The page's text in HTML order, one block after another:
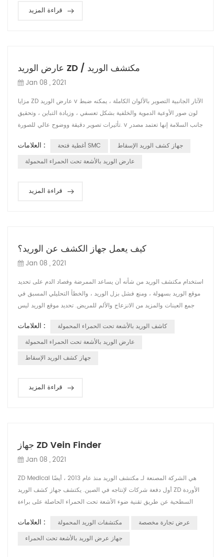
Medical لديها ...
قراءة المزيد
عارض الوريد ZD / مكتشف الوريد
Jan 08 , 2021
مزايا ZD عارض الوريد v الآثار الجانبية التصوير بالألوان الكاملة ، يمكنه ضبط
لون صور الأوعية الدموية والخلفية بشكل تعسفي ، وزيادة التباين ، وتحقيق
تأثيرات تصوير دقيقة ووضوح عالي للصورة. v جانب السلامة إنها تعتمد مصدر
إيذاء عيون المستخدمين والمرضى. v جانب الأداء إنها تعتمد تقنية متقدمة
العلامات : أغطية فتحة SMC
جهاز كشف الوريد الإسقاط
عارض الوريد بالأشعة تحت الحمراء المحمولة
قراءة المزيد
كيف يعمل جهاز الكشف عن الوريد؟
Jan 08 , 2021
استخدام مكتشف الوريد من شأنه أن يساعد الممرضة وفصاد الدم على تحديد
موقع الوريد بسهولة ، ومنع فشل بزل الوريد ، والخطأ التحليلي المسبق في
جمع العينات والمزيد من الانزعاج والألم للمريض. تحديد موقع الوريد ليس
الاختلاف في جلد الأطفال الصغار (خاصة الرضع) والسمنة ومرضى الجفاف.
العلامات :
كاشف الوريد بالأشعة تحت الحمراء المحمولة
عارض الوريد بالأشعة تحت الحمراء المحمولة
جهاز كشف الوريد الإسقاط
قراءة المزيد
جهاز ZD Vein Finder
Jan 08 , 2021
ZD Medical هي الشركة المصنعة لـ مكتشف الوريد منذ عام 2013 ، أيضًا
أول دفعة شركات لإنتاجه في الصين. يكتشف جهاز كشف الوريد ZD الأوردة
السطحية عن طريق تقنية ضوء الأشعة تحت الحمراء الحاصلة على براءة
الطاقم الطبي في العثور على موقع الوريد وتقليل محاولات وخز الإبرة.
المبدأ هو أن ضوء الأشعة تحت الحمراء يمكن أن يمتصه الدم ويعكسه
العلامات : مكتشفات الوريد المحمولة
عرض تجارة مخصصة
جهاز عرض الوريد بالأشعة تحت الحمراء